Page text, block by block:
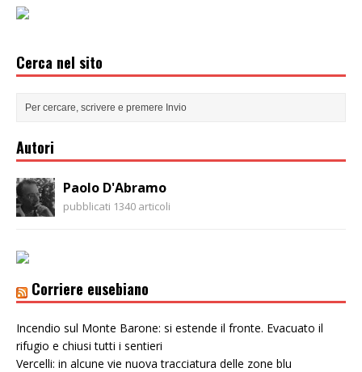
Cerca nel sito
Autori
Paolo D'Abramo
pubblicati 1340 articoli
Corriere eusebiano
Incendio sul Monte Barone: si estende il fronte. Evacuato il
rifugio e chiusi tutti i sentieri
Vercelli: in alcune vie nuova tracciatura delle zone blu